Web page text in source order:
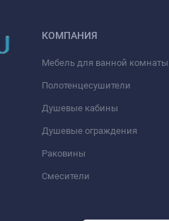
КОМПАНИЯ
Мебель для ванной комнаты
Полотенцесушители
Душевые кабины
Душевые ограждения
Раковины
Смесители